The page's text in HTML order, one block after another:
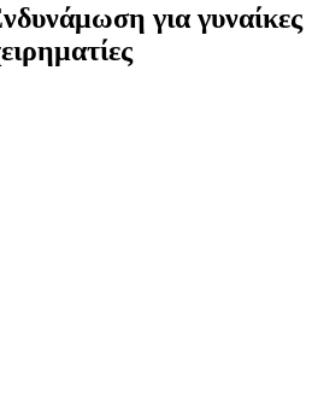
για γυναίκες